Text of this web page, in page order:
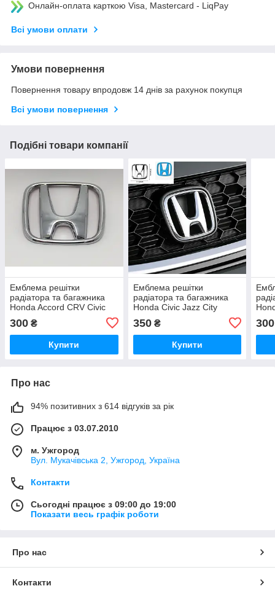
Онлайн-оплата карткою Visa, Mastercard - LiqPay
Всі умови оплати
Умови повернення
Повернення товару впродовж 14 днів за рахунок покупця
Всі умови повернення
Подібні товари компанії
Емблема решітки
радіатора та багажника
Honda Accord CRV Civic
300 ₴
Купити
Емблема решітки
радіатора та багажника
Honda Civic Jazz City
350₴
Купити
300
Про нас
94% позитивних з 614 відгуків за рік
Працює з 03.07.2010
м. Ужгород
Вул. Мукачівська 2, Ужгород, Україна
Контакти
Сьогодні працює з 09:00 до 19:00
Показати весь графік роботи
Про нас
Контакти